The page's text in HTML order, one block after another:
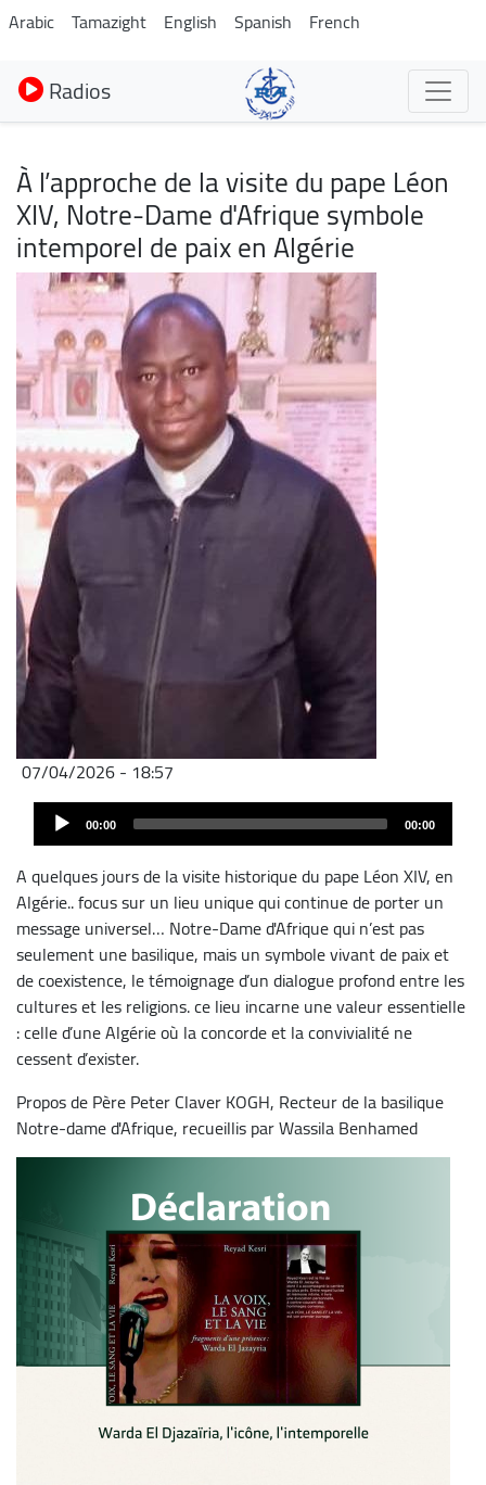
Aller
au
contenu
principal
Arabic Tamazight English Spanish French
Radios
À l’approche de la visite du pape Léon
XIV, Notre-Dame d'Afrique symbole
intemporel de paix en Algérie
Image
07/04/2026 - 18:57
Fichier
Audio
Player 00:00 00:00
A quelques jours de la visite historique du pape Léon XIV, en
Algérie.. focus sur un lieu unique qui continue de porter un
message universel… Notre-Dame d'Afrique qui n’est pas
seulement une basilique, mais un symbole vivant de paix et
de coexistence, le témoignage d’un dialogue profond entre les
cultures et les religions. ce lieu incarne une valeur essentielle
: celle d’une Algérie où la concorde et la convivialité ne
cessent d’exister.
Propos de Père Peter Claver KOGH, Recteur de la basilique
Notre-dame d'Afrique, recueillis par Wassila Benhamed